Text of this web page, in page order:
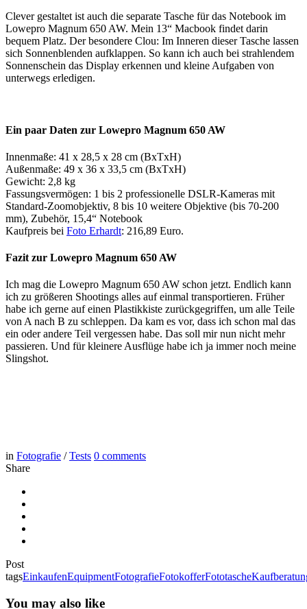
Clever gestaltet ist auch die separate Tasche für das Notebook im
Lowepro Magnum 650 AW. Mein 13“ Macbook findet darin
bequem Platz. Der besondere Clou: Im Inneren dieser Tasche lassen
sich Sonnenblenden aufklappen. So kann ich auch bei strahlendem
Sonnenschein das Display erkennen und kleine Aufgaben von
unterwegs erledigen.
Ein paar Daten zur Lowepro Magnum 650 AW
Innenmaße: 41 x 28,5 x 28 cm (BxTxH)
Außenmaße: 49 x 36 x 33,5 cm (BxTxH)
Gewicht: 2,8 kg
Fassungsvermögen: 1 bis 2 professionelle DSLR-Kameras mit
Standard-Zoomobjektiv, 8 bis 10 weitere Objektive (bis 70-200
mm), Zubehör, 15,4“ Notebook
Kaufpreis bei Foto Erhardt: 216,89 Euro.
Fazit zur Lowepro Magnum 650 AW
Ich mag die Lowepro Magnum 650 AW schon jetzt. Endlich kann
ich zu größeren Shootings alles auf einmal transportieren. Früher
habe ich gerne auf einen Plastikkiste zurückgegriffen, um alle Teile
von A nach B zu schleppen. Da kam es vor, dass ich schon mal das
ein oder andere Teil vergessen habe. Das soll mir nun nicht mehr
passieren. Und für kleinere Ausflüge habe ich ja immer noch meine
Slingshot.
in Fotografie /Tests 0 comments
Share
Post
tagsEinkaufenEquipmentFotografieFotokofferFototasche
You may also like